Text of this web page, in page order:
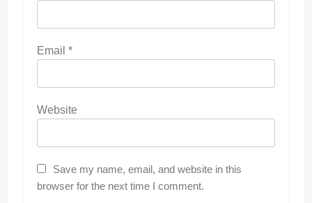
Email *
Website
Save my name, email, and website in this
browser for the next time I comment.